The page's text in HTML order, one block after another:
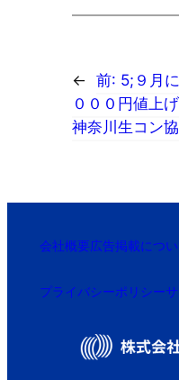
← 前: 5;９月に
０００円値上
神奈川生コン
会社概要広告掲載につい
プライバシーポリシー